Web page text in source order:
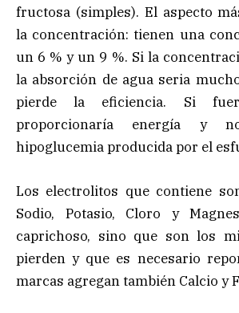
fructosa (simples). El aspecto
la concentración: tienen una
un 6 % y un 9 %. Si la
la absorción de agua seria
pierde la eficiencia. Si
proporcionaría energía y
hipoglucemia producida por el
Los electrolitos que contiene
Sodio, Potasio, Cloro y
caprichoso, sino que son los
pierden y que es necesario
marcas agregan también Calcio y